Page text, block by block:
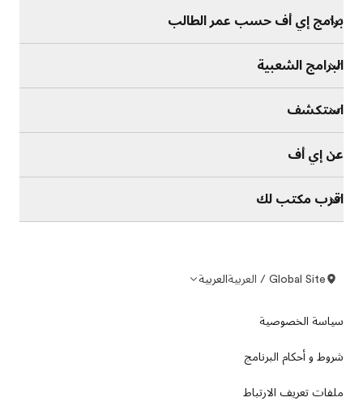
برامج إي أف حسب عمر الطالب
البرامج الشعبية
استكشف
عن إي أف
اقرب مكتب لك
Global Site / العربية العربية
سياسة الخصوصية
شروط و أحكام البرنامج
ملفات تعريف الارتباط